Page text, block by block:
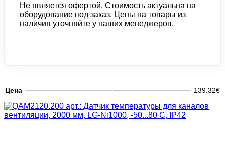
Не является офертой. Стоимость актуальна на
оборудование под заказ. Цены на товары из
наличия уточняйте у наших менеджеров.
Цена 139.32€